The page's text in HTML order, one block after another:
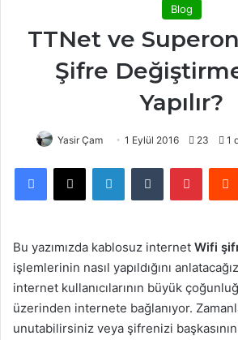
Blog
TTNet ve
Şifre
Yapılır?
Yasir Çam 1 Eylül 2016 23 1
Facebook
X LinkedInTumblr
Bu yazımızda kablosuz internet Wifi
işlemlerinin nasıl yapıldığını
internet kullanıcılarının büyük
üzerinden internete bağlanıyor.
unutabilirsiniz veya şifrenizi